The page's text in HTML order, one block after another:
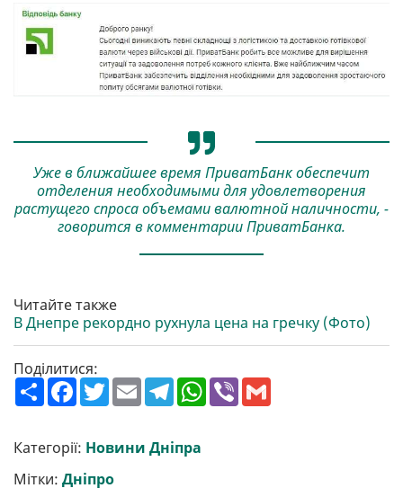
Уже в ближайшее время ПриватБанк обеспечит
отделения необходимыми для удовлетворения
растущего спроса объемами валютной наличности, -
говорится в комментарии ПриватБанка.
Читайте также
В Днепре рекордно рухнула цена на гречку (Фото)
Поділитися:
П
о
р
и
т
и
F
a
b
o
o
k
T
w
t
e
r
E
m
l
T
e
g
r
W
h
V
Категорії: Новини Дніпра
Мітки: Дніпро